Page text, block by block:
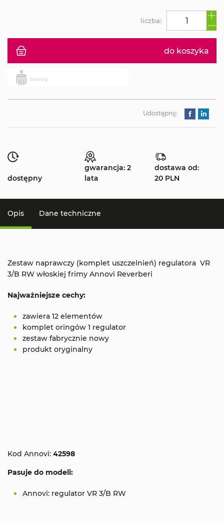
do koszyka
liczba:
Udostępnij:
dostępny
gwarancja: 2
lata
dostawa od:
20 PLN
Opis Dane techniczne
Zestaw naprawczy (komplet uszczelnień) regulatora VR
3/B RW włoskiej frimy Annovi Reverberi
Najważniejsze cechy:
zawiera 12 elementów
komplet oringów 1 regulator
zestaw fabrycznie nowy
produkt oryginalny
Kod Annovi: 42598
Pasuje do modeli:
Annovi: regulator VR 3/B RW